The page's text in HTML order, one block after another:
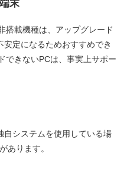
末
搭載機種は、アップグレード
定になるためおすすめでき
できないPCは、事実上サポー
自システムを使用している場
あります。